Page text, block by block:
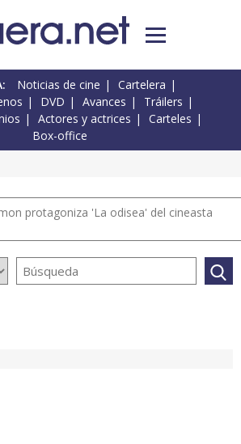
Noticias de cine
Cartelera
DVD Avances
Tráilers
Actores y actrices
Carteles
Box-office
protagoniza 'La odisea' del cineasta